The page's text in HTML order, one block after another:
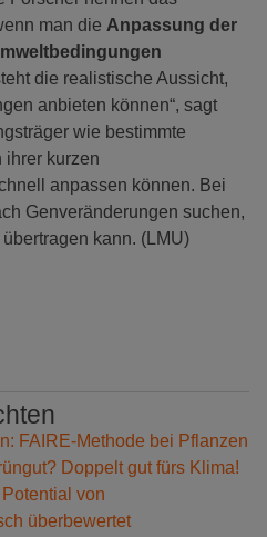
man die Anpassung der
die realistische Aussicht,
anbieten können“, sagt
wie bestimmte
ihrer kurzen
anpassen können. Bei
Genveränderungen suchen,
kann. (LMU)
FAIRE-Methode bei Pflanzen
Doppelt gut fürs Klima!
von
überbewertet